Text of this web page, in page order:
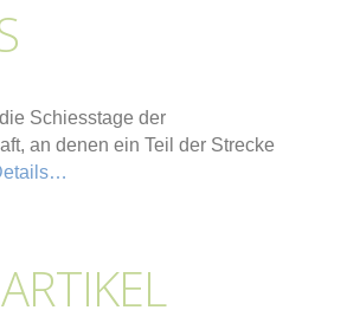
Schiesstage der
an denen ein Teil der Strecke